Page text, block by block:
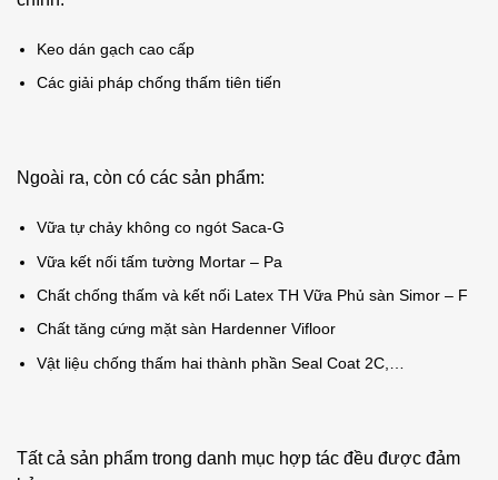
Keo dán gạch cao cấp
Các giải pháp chống thấm tiên tiến
Ngoài ra, còn có các sản phẩm:
Vữa tự chảy không co ngót Saca-G
Vữa kết nối tấm tường Mortar – Pa
Chất chống thấm và kết nối Latex TH Vữa Phủ sàn Simor – F
Chất tăng cứng mặt sàn Hardenner Vifloor
Vật liệu chống thấm hai thành phần Seal Coat 2C,…
Tất cả sản phẩm trong danh mục hợp tác đều được đảm